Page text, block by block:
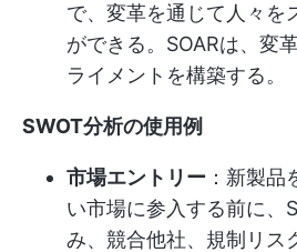
で、変革を通じて人々を
ができる。SOARは、変
ライメントを構築する。
SWOT分析の使用例
市場エントリー ：新製品
い市場に参入する前に、
み、競合他社、規制リス